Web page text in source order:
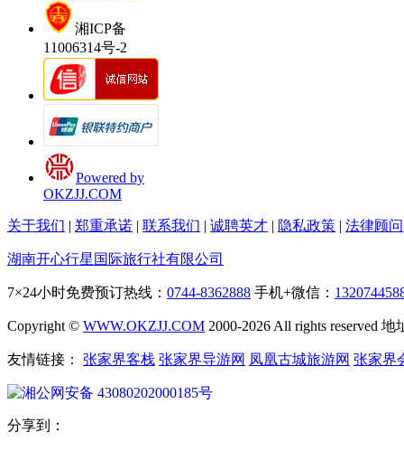
湘ICP备
11006314号-2
Powered by
OKZJJ.COM
关于我们 | 郑重承诺 | 联系我们 | 诚聘英才 | 隐私政策 | 法律顾问
湖南开心行星国际旅行社有限公司
7×24小时免费预订热线： 0744-8362888 手机+微信：
Copyright © WWW.OKZJJ.COM 2000-2026 All rights reserved
友情链接： 张家界客栈 张家界导游网 凤凰古城旅游网 张家界
湘公网安备 43080202000185号
分享到：